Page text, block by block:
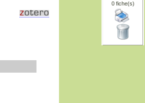
0fiche(s)